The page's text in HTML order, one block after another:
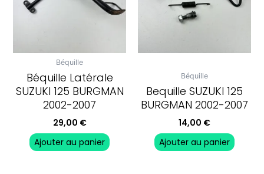
Béquille
Béquille Latérale
SUZUKI 125 BURGMAN
2002-2007
29,00 €
Ajouter au panier
Béquille
Bequille SUZUKI 125
BURGMAN 2002-2007
14,00 €
Ajouter au panier